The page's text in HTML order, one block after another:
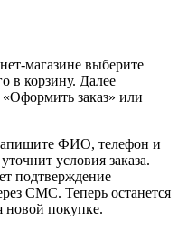
магазине выберите
в корзину. Далее
заказ» или
ФИО, телефон и
условия заказа.
подтверждение
СМС. Теперь останется
новой покупке.